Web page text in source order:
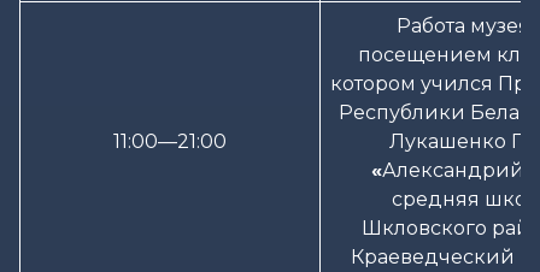
11:00—21:00
Работа музея
посещением
котором учился
Республики
Лукашенко
«
средняя
Шкловского
Краеведческий